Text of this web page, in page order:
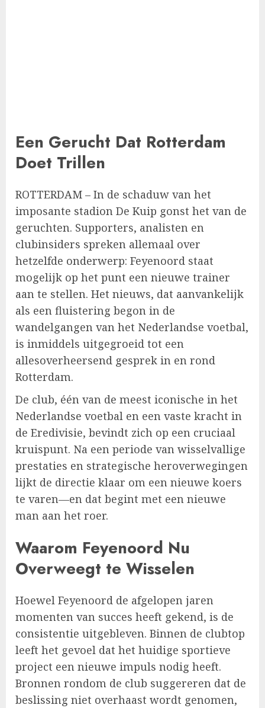
Een Gerucht Dat Rotterdam
Doet Trillen
ROTTERDAM – In de schaduw van het
imposante stadion De Kuip gonst het van de
geruchten. Supporters, analisten en
clubinsiders spreken allemaal over
hetzelfde onderwerp: Feyenoord staat
mogelijk op het punt een nieuwe trainer
aan te stellen. Het nieuws, dat aanvankelijk
als een fluistering begon in de
wandelgangen van het Nederlandse voetbal,
is inmiddels uitgegroeid tot een
allesoverheersend gesprek in en rond
Rotterdam.
De club, één van de meest iconische in het
Nederlandse voetbal en een vaste kracht in
de Eredivisie, bevindt zich op een cruciaal
kruispunt. Na een periode van wisselvallige
prestaties en strategische heroverwegingen
lijkt de directie klaar om een nieuwe koers
te varen—en dat begint met een nieuwe
man aan het roer.
Waarom Feyenoord Nu
Overweegt te Wisselen
Hoewel Feyenoord de afgelopen jaren
momenten van succes heeft gekend, is de
consistentie uitgebleven. Binnen de clubtop
leeft het gevoel dat het huidige sportieve
project een nieuwe impuls nodig heeft.
Bronnen rondom de club suggereren dat de
beslissing niet overhaast wordt genomen,